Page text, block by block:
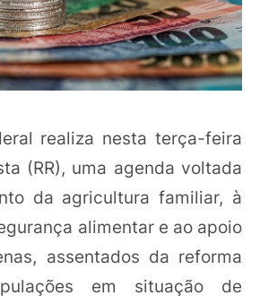
realiza nesta terça-feira
(RR), uma agenda voltada
da agricultura familiar, à
alimentar e ao apoio
assentados da reforma
em situação de